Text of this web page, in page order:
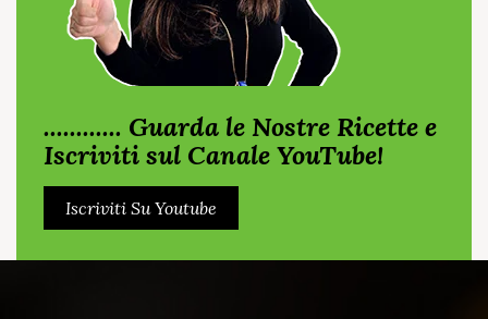
............ Guarda le Nostre Ricette e
Iscriviti sul Canale YouTube!
Iscriviti Su Youtube